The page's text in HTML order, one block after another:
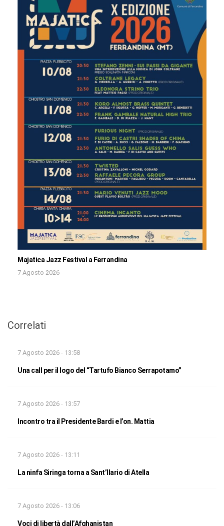
Majatica Jazz Festival a Ferrandina
7 Agosto 2026
Correlati
7 Agosto 2026 - 13:58
Una call per il logo del “Tartufo Bianco Serrapotamo”
7 Agosto 2026 - 13:57
Incontro tra il Presidente Bardi e l’on. Mattia
7 Agosto 2026 - 13:11
La ninfa Siringa torna a Sant’Ilario di Atella
7 Agosto 2026 - 13:06
Voci di libertà dall’Afghanistan